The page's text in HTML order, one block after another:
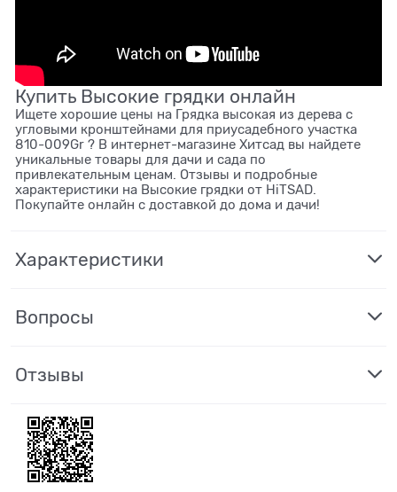
Купить Высокие грядки онлайн
Ищете хорошие цены на Грядка высокая из дерева с
угловыми кронштейнами для приусадебного участка
810-009Gr ? В интернет-магазине Хитсад вы найдете
уникальные товары для дачи и сада по
привлекательным ценам. Отзывы и подробные
характеристики на Высокие грядки от HiTSAD.
Покупайте онлайн с доставкой до дома и дачи!
Характеристики
Вопросы
Отзывы